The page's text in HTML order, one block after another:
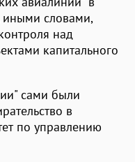
иными словами,
над
капитального
сами были
в
по управлению